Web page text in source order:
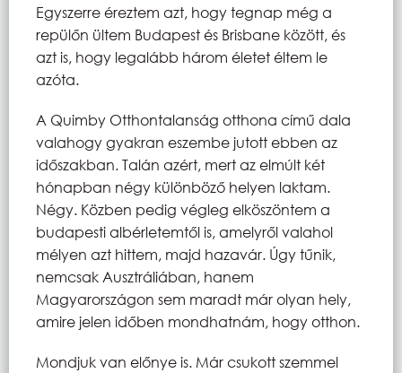
Egyszerre éreztem azt, hogy tegnap még a
repülőn ültem Budapest és Brisbane között, és
azt is, hogy legalább három életet éltem le
azóta.
A Quimby Otthontalanság otthona című dala
valahogy gyakran eszembe jutott ebben az
időszakban. Talán azért, mert az elmúlt két
hónapban négy különböző helyen laktam.
Négy. Közben pedig végleg elköszöntem a
budapesti albérletemtől is, amelyről valahol
mélyen azt hittem, majd hazavár. Úgy tűnik,
nemcsak Ausztráliában, hanem
Magyarországon sem maradt már olyan hely,
amire jelen időben mondhatnám, hogy otthon.
Mondjuk van előnye is. Már csukott szemmel